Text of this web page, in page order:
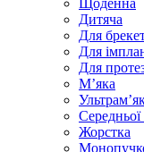
Щоденна
Дитяча
Для
Для
Для
Мʼяка
Середньої
Жорстка